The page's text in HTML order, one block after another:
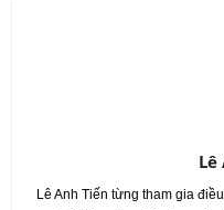
Lê
Lê Anh Tiến từng tham gia